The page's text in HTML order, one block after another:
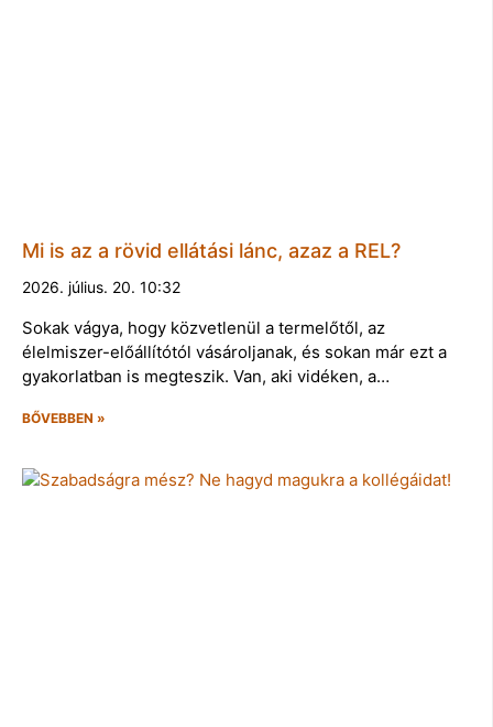
Mi is az a rövid ellátási lánc, azaz a REL?
2026. július. 20. 10:32
Sokak vágya, hogy közvetlenül a termelőtől, az
élelmiszer-előállítótól vásároljanak, és sokan már ezt a
gyakorlatban is megteszik. Van, aki vidéken, a…
BŐVEBBEN »